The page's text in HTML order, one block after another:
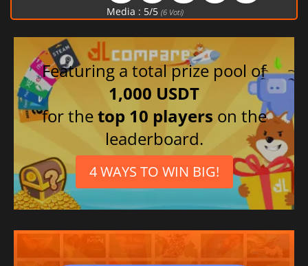
Media : 5/5 (6Voti)
Featuring a total prize pool of
1,000 USDT
for thetop 10 players on the
leaderboard.
4 WAYS TO WIN BIG!